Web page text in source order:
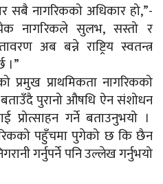
सबै नागरिकको अधिकार हो,”-
नागरिकले सुलभ, सस्तो र
अब बन्ने राष्ट्रिय स्वतन्त्र
।”
प्रमुख प्राथमिकता नागरिकको
पुरानो औषधि ऐन संशोधन
प्रोत्साहन गर्ने बताउनुभयो ।
पहुँचमा पुगेको छ कि छैन
गर्नुपर्ने पनि उल्लेख गर्नुभयो